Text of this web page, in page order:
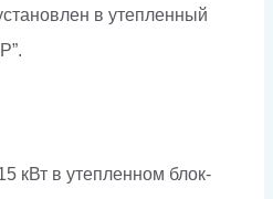
в утепленный
кВт в утепленном блок-